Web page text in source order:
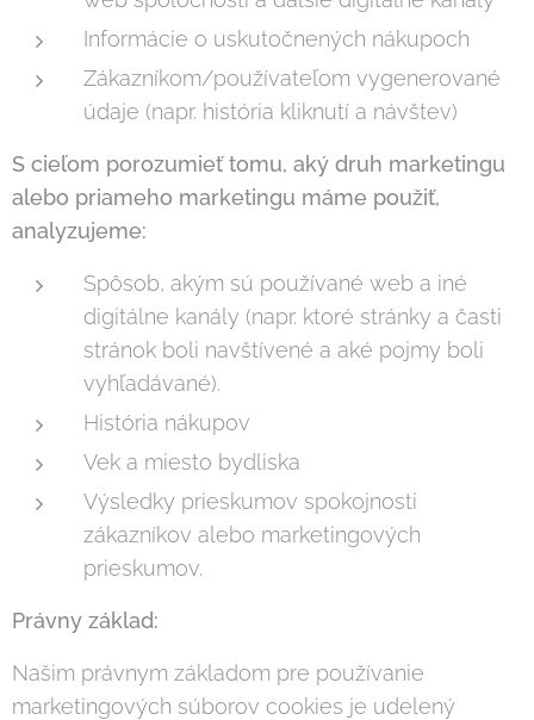
Informácie o uskutočnených nákupoch
Zákazníkom/používateľom vygenerované
údaje (napr. história kliknutí a návštev)
S cieľom porozumieť tomu, aký druh marketingu
alebo priameho marketingu máme použiť,
analyzujeme:
Spôsob, akým sú používané web a iné
digitálne kanály (napr. ktoré stránky a časti
stránok boli navštívené a aké pojmy boli
vyhľadávané).
História nákupov
Vek a miesto bydliska
Výsledky prieskumov spokojnosti
zákazníkov alebo marketingových
prieskumov.
Právny základ:
Našim právnym základom pre používanie
marketingových súborov cookies je udelený